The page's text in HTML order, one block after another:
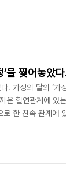
없었고, 응시하
. 1967년 6월 8일,
을 찢어놓았
. 가정의 달의 ‘가
운 혈연관계에 있
한 친족 관계에
인이 있겠지만, 국
간첩조작의 덫이